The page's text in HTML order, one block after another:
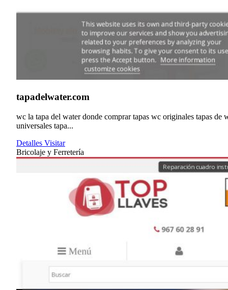
tapadelwater.com
wc la tapa del water donde comprar tapas wc originales tapas de
universales tapa...
Detalles Visitar
Bricolaje y Ferretería